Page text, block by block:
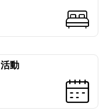
活動